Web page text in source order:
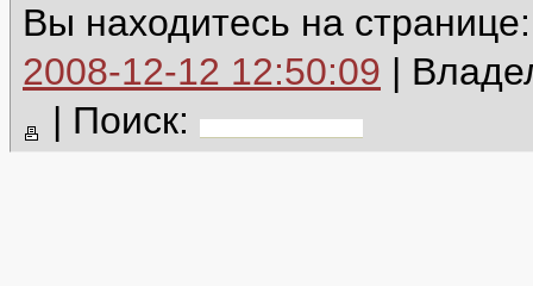
Вы находитесь на
2008-12-12 12:50:09 |
| Поиск: